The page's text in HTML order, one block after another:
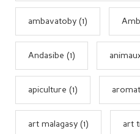
ambavatoby (1)
Andasibe (1)
apiculture (1)
art malagasy (1) art